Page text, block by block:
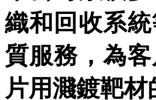
織和回收系
質服務，為
片用濺鍍靶